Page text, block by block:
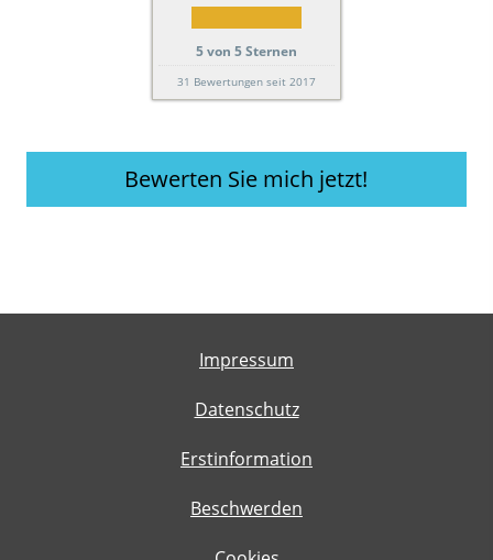
5von 5Sternen
31 Bewertungen seit 2017
Bewerten Sie mich jetzt!
Impressum
Datenschutz
Erstinformation
Beschwerden